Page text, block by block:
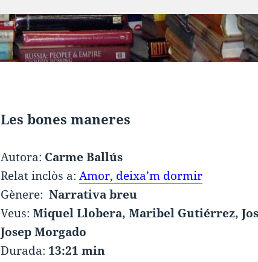
Les bones maneres
Autora: Carme Ballús
Relat inclòs a:Amor, deixa’m dormir
Gènere:Narrativa breu
Veus:Miquel Llobera, Maribel Gutiérrez,
Josep Morgado
Durada: 13:21 min